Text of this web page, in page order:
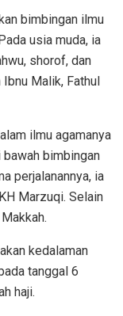
bimbingan ilmu
usia muda, ia
shorof, dan
Malik, Fathul
ilmu agamanya
bimbingan
perjalanannya, ia
Marzuqi. Selain
kedalaman
tanggal 6
haji.